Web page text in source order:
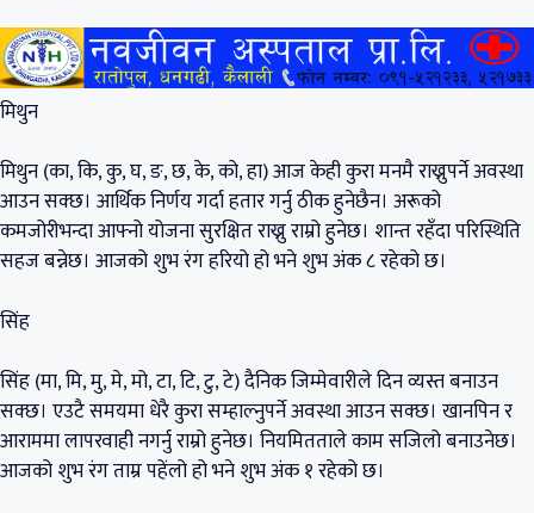
मिथुन
मिथुन (का, कि, कु, घ, ङ, छ, के, को, हा) आज केही कुरा मनमै राख्नुपर्ने अवस्था
आउन सक्छ। आर्थिक निर्णय गर्दा हतार गर्नु ठीक हुनेछैन। अरूको
कमजोरीभन्दा आफ्नो योजना सुरक्षित राख्नु राम्रो हुनेछ। शान्त रहँदा परिस्थिति
सहज बन्नेछ। आजको शुभ रंग हरियो हो भने शुभ अंक ८ रहेको छ।
सिंह
सिंह (मा, मि, मु, मे, मो, टा, टि, टु, टे) दैनिक जिम्मेवारीले दिन व्यस्त बनाउन
सक्छ। एउटै समयमा धेरै कुरा सम्हाल्नुपर्ने अवस्था आउन सक्छ। खानपिन र
आराममा लापरवाही नगर्नु राम्रो हुनेछ। नियमितताले काम सजिलो बनाउनेछ।
आजको शुभ रंग ताम्र पहेंलो हो भने शुभ अंक १ रहेको छ।